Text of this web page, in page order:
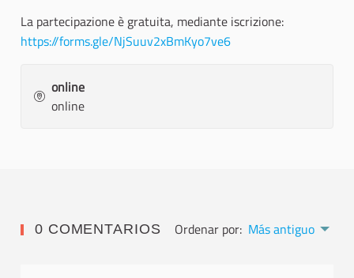
La partecipazione è gratuita, mediante iscrizione:
https://forms.gle/NjSuuv2xBmKyo7ve6
online
online
0 COMENTARIOS Ordenar por: Más antiguo